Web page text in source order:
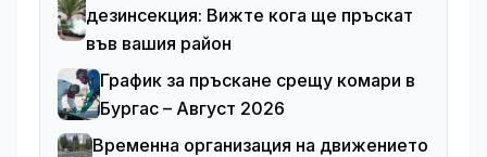
дезинсекция: Вижте кога ще пръскат
във вашия район
График за пръскане срещу комари в
Бургас – Август 2026
Временна организация на движението